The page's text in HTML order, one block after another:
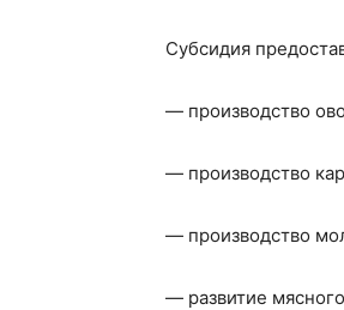
Субсидия
— производство
— производство
— производство
— развитие